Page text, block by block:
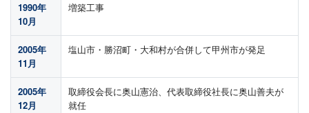
1990年
10月
増築工事
2005年
11月
塩山市・勝沼町・大和村が合併して甲州市が発足
2005年
12月
取締役会長に奥山憲治、代表取締役社長に奥山善夫が
就任